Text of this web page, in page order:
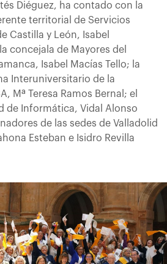
Diéguez, ha contado con la
territorial de Servicios
Castilla y León, Isabel
concejala de Mayores del
Isabel Macías Tello; la
Interuniversitario de la
Mª Teresa Ramos Bernal; el
de Informática, Vidal Alonso
de las sedes de Valladolid
Esteban e Isidro Revilla